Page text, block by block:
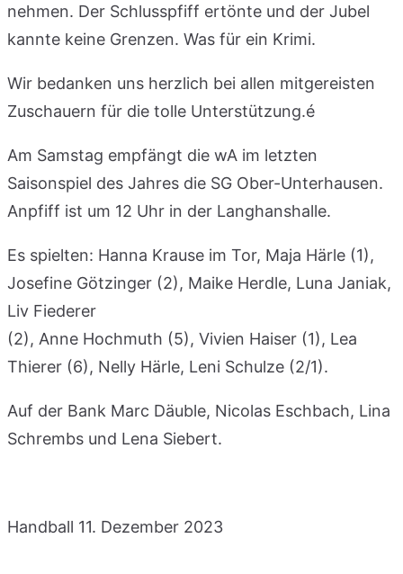
nehmen. Der Schlusspfiff ertönte und der Jubel
kannte keine Grenzen. Was für ein Krimi.
Wir bedanken uns herzlich bei allen mitgereisten
Zuschauern für die tolle Unterstützung.é
Am Samstag empfängt die wA im letzten
Saisonspiel des Jahres die SG Ober-Unterhausen.
Anpfiff ist um 12 Uhr in der Langhanshalle.
Es spielten: Hanna Krause im Tor, Maja Härle (1),
Josefine Götzinger (2), Maike Herdle, Luna Janiak,
Liv Fiederer
(2), Anne Hochmuth (5), Vivien Haiser (1), Lea
Thierer (6), Nelly Härle, Leni Schulze (2/1).
Auf der Bank Marc Däuble, Nicolas Eschbach, Lina
Schrembs und Lena Siebert.
Handball 11. Dezember 2023